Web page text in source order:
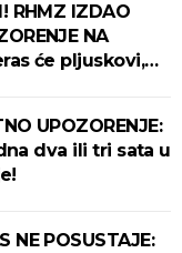
RHMZ IZDAO
NA
će pljuskovi,
UPOZORENJE:
dva ili tri sata u
NE POSUSTAJE: